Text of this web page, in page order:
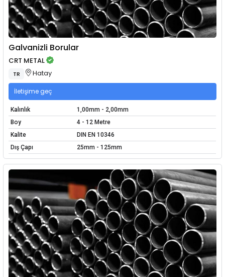
Galvanizli Borular
CRT METAL
TR Hatay
İletişime geç
Kalınlık
1,00mm - 2,00mm
Boy
4 - 12 Metre
Kalite
DIN EN 10346
Dış Çapı
25mm - 125mm